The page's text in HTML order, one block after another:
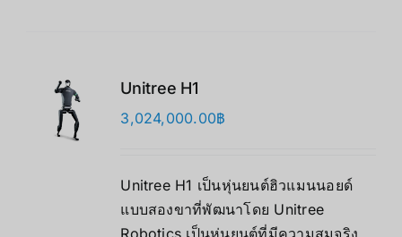
Unitree H1
3,024,000.00฿
Unitree H1 เป็นหุ่นยนต์ฮิวแมนนอยด์
แบบสองขาที่พัฒนาโดย Unitree
Robotics เป็นหุ่นยนต์ที่มีความสมจริง